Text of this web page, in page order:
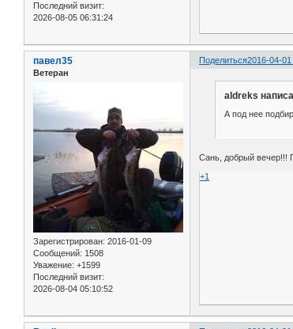
Последний визит:
2026-08-05 06:31:24
Поделиться2016-04-
павел35
Ветеран
Зарегистрирован: 2016-01-09
Сообщений: 1508
Уважение: +1599
Последний визит:
2026-08-04 05:10:52
aldreks
А под нее
Сань, добрый вечер!!!
+1